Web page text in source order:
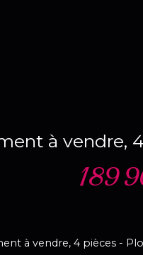
à vendre,
189
à vendre, 4 pièces -